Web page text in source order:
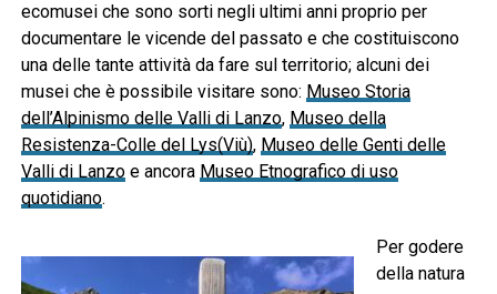
ecomusei che sono sorti negli ultimi anni proprio per
documentare le vicende del passato e che costituiscono
una delle tante attività da fare sul territorio; alcuni dei
musei che è possibile visitare sono: Museo Storia
dell’Alpinismo delle Valli di Lanzo, Museo della
Resistenza-Colle del Lys(Viù), Museo delle Genti delle
Valli di Lanzoe ancora Museo Etnografico di uso
quotidiano.
Per godere
della natura